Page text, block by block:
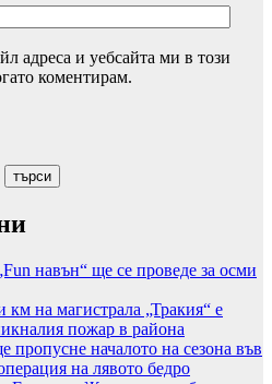
адреса и уебсайта ми в този
коментирам.
търси
навън“ ще се проведе за осми
на магистрала „Тракия“ е
пожар в района
пропусне началото на сезона във
на лявото бедро